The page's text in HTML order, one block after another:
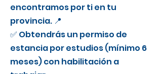
encontramos por ti en tu
provincia. 📍
✅ Obtendrás un permiso de
estancia por estudios (mínimo 6
meses) con habilitación a